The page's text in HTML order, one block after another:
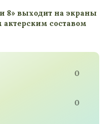
8» выходит на экраны
актерским составом
0
0